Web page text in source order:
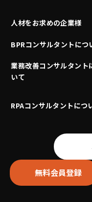
人材をお求めの企業様
BPRコンサルタントにつ
業務改善コンサルタント
いて
RPAコンサルタントにつ
無料会員登録